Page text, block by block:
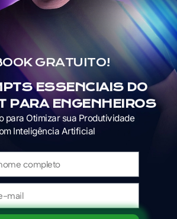
GRATUITO!
ESSENCIAIS DO
PARA ENGENHEIROS
para Otimizar sua Produtividade
Inteligência Artificial